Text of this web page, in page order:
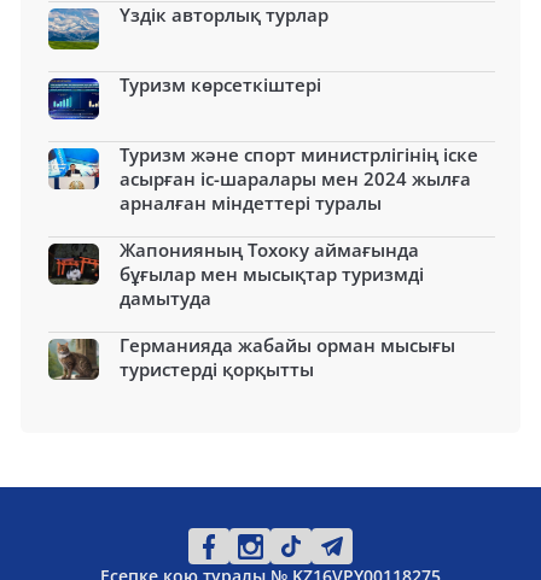
Үздік авторлық турлар
Туризм көрсеткіштері
Туризм және спорт министрлігінің іске
асырған іс-шаралары мен 2024 жылға
арналған міндеттері туралы
Жапонияның Тохоку аймағында
бұғылар мен мысықтар туризмді
дамытуда
Германияда жабайы орман мысығы
туристерді қорқытты